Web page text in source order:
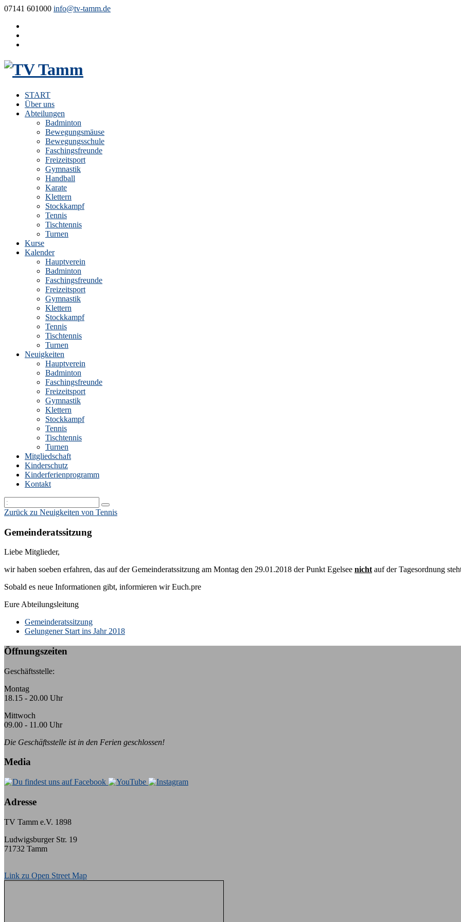
07141 601000 info@tv-tamm.de
START
Über uns
Abteilungen
Badminton
Bewegungsmäuse
Bewegungsschule
Faschingsfreunde
Freizeitsport
Gymnastik
Handball
Karate
Klettern
Stockkampf
Tennis
Tischtennis
Turnen
Kurse
Kalender
Hauptverein
Badminton
Faschingsfreunde
Freizeitsport
Gymnastik
Klettern
Stockkampf
Tennis
Tischtennis
Turnen
Neuigkeiten
Hauptverein
Badminton
Faschingsfreunde
Freizeitsport
Gymnastik
Klettern
Stockkampf
Tennis
Tischtennis
Turnen
Mitgliedschaft
Kinderschutz
Kinderferienprogramm
Kontakt
Zurück zu Neuigkeiten von Tennis
Gemeinderatssitzung
Liebe Mitglieder,
wir haben soeben erfahren, das auf der Gemeinderatssitzung am Montag den 29.01.2018 der Punkt Egelsee nicht auf der Tagesordnung
Sobald es neue Informationen gibt, informieren wir Euch.pre
Eure Abteilungsleitung
Gemeinderatssitzung
Gelungener Start ins Jahr 2018
Öffnungszeiten
Geschäftsstelle:
Montag
18.15 - 20.00 Uhr
Mittwoch
09.00 - 11.00 Uhr
Die Geschäftsstelle ist in den Ferien geschlossen!
Media
Adresse
TV Tamm e.V. 1898
Ludwigsburger Str. 19
71732 Tamm
Link zu Open Street Map